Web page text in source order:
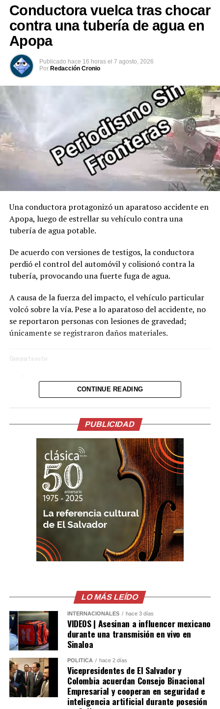
Durante el acto solemne, se realizó la imposición de la
Banda Presidencial al nuevo Jefe de Estado, por parte
del Presidente del Congreso, Honorio Henríquez;
marcando oficialmente el inicio de su mandato
constitucional. Acto seguido, tomó juramento al José
Manuel Restrepo como Vicepresidente de Colombia.
La ceremonia, incluyó una oración y reflexión que
acompañaron el inicio de esta nueva etapa de gobierno.
En su intervención, el Presidente de la Espriella, hizo
importantes anuncios en materia económica, salud,
lucha contra la corrupción, el servicio público y la
seguridad.
La participación del Vicepresidente Ulloa en este
histórico acto reafirma los lazos de amistad y
cooperación entre El Salvador y Colombia, así como la
voluntad de continuar fortaleciendo una agenda
bilateral orientada al desarrollo y bienestar de ambos
pueblos.
Comparte esto:
Me gusta esto:
de
vídeo
00:32
Comparte esto:
X
Conductora vuelca tras chocar
contra una tubería de agua en
Apopa
Publicado hace 16 horas el 7 agosto, 2026
Por Redacción Cronio
Una conductora protagonizó un aparatoso accidente en
Apopa, luego de estrellar su vehículo contra una
tubería de agua potable.
De acuerdo con versiones de testigos, la conductora
perdió el control del automóvil y colisionó contra la
tubería, provocando una fuerte fuga de agua.
A causa de la fuerza del impacto, el vehículo particular
volcó sobre la vía. Pese a lo aparatoso del accidente, no
se reportaron personas con lesiones de gravedad;
únicamente se registraron daños materiales.
Comparte esto:
Me gusta esto:
CONTINUE READING
PUBLICIDAD
LO MÁS LEÍDO
INTERNACIONALES hace 3 días
VIDEOS | Asesinan a influencer mexicano
durante una transmisión en vivo en
Sinaloa
POLÍTICA hace 2 días
Vicepresidentes de El Salvador y
Colombia acuerdan Consejo Binacional
Empresarial y cooperan en seguridad e
inteligencia artificial durante posesión